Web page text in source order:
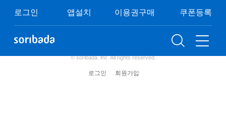
로그인 앱설치 이용권구매 쿠폰등록
쿠폰등록 이용권구매 이벤트
이용약관 개인정보처리방침 청소년보호정책
© soribada. lnc. All rights reserved.
로그인 회원가입